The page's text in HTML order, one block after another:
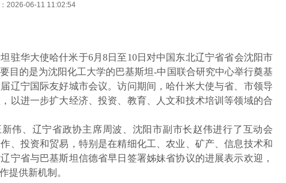
2026-06-11 11:02:54
驻华大使哈什米于6月8日至10日对中国东北辽宁省省会沈阳市
目的是为沈阳化工大学的巴基斯坦-中国联合研究中心举行奠基
辽宁国际友好城市会议。访问期间，哈什米大使与省、市领导
以进一步扩大经济、投资、教育、人文和技术培训等领域的合
伟、辽宁省政协主席周波、沈阳市副市长赵伟进行了互动会
、投资和贸易，特别是在精细化工、农业、矿产、信息技术和
宁省与巴基斯坦信德省早日签署姊妹省协议的进展表示欢迎，
提供新机制。